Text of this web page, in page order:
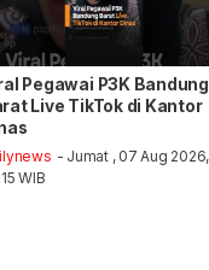
Pegawai P3K Bandung
Live TikTok di Kantor
- Jumat , 07 Aug 2026,
WIB